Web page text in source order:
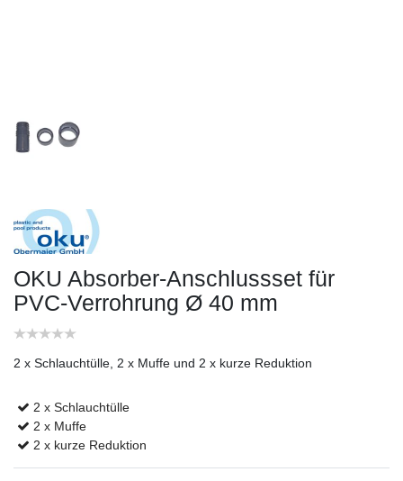
OKU Absorber-Anschlussset für
PVC-Verrohrung Ø 40 mm
2 x Schlauchtülle, 2 x Muffe und 2 x kurze Reduktion
2 x Schlauchtülle
2 x Muffe
2 x kurze Reduktion